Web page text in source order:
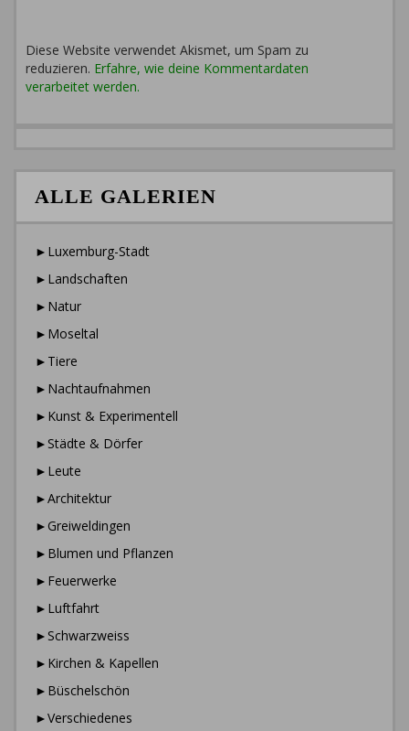
Diese Website verwendet Akismet, um Spam zu
reduzieren. Erfahre, wie deine Kommentardaten
verarbeitet werden.
ALLE GALERIEN
►Luxemburg-Stadt
►Landschaften
►Natur
►Moseltal
►Tiere
►Nachtaufnahmen
►Kunst & Experimentell
►Städte & Dörfer
►Leute
►Architektur
►Greiweldingen
►Blumen und Pflanzen
►Feuerwerke
►Luftfahrt
►Schwarzweiss
►Kirchen & Kapellen
►Büschelschön
►Verschiedenes